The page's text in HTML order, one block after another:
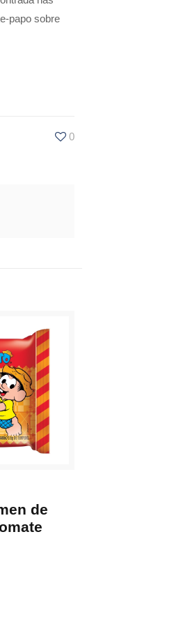
papo sobre
0
de